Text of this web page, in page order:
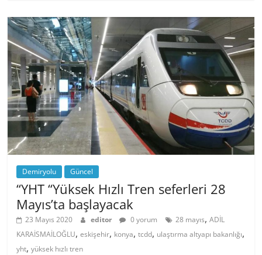
Demiryolu Güncel
“YHT “Yüksek Hızlı Tren seferleri 28
Mayıs’ta başlayacak
23 Mayıs 2020 editor 0 yorum 28 mayıs,ADİL
KARAİSMAİLOĞLU,eskişehir, konya,tcdd, ulaştırma altyapı bakanlığı,
yht,yüksek hızlı tren